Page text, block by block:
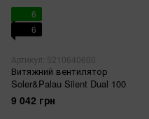
6
6
Артикул: 5210640600
Витяжний вентилятор
Soler&Palau Silent Dual 100
9 042 грн